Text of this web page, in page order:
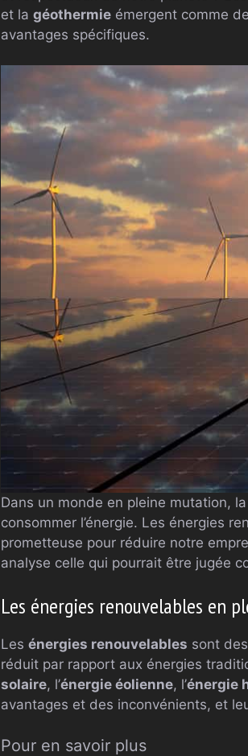
et la géothermie émergent comme
avantages spécifiques.
Dans un monde en pleine mutation,
consommer l’énergie. Les énergies
prometteuse pour réduire notre
analyse celle qui pourrait être jugée
Les énergies renouvelables en
Les énergies renouvelables sont
réduit par rapport aux énergies
solaire, l’énergie éolienne, l’énergie
avantages et des inconvénients, et
Pour en savoir plus